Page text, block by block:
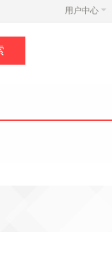
用户中心